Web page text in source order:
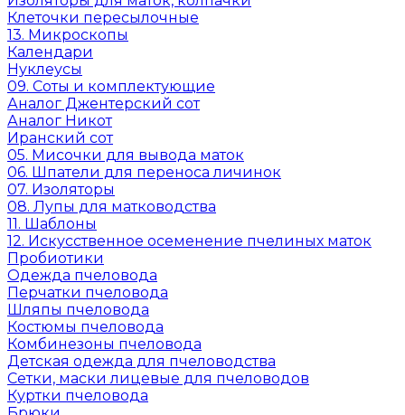
Клеточки пересылочные
13. Микроскопы
Календари
Нуклеусы
09. Соты и комплектующие
Аналог Джентерский сот
Аналог Никот
Иранский сот
05. Мисочки для вывода маток
06. Шпатели для переноса личинок
07. Изоляторы
08. Лупы для матководства
11. Шаблоны
12. Искусственное осеменение пчелиных маток
Пробиотики
Одежда пчеловода
Перчатки пчеловода
Шляпы пчеловода
Костюмы пчеловода
Комбинезоны пчеловода
Детская одежда для пчеловодства
Сетки, маски лицевые для пчеловодов
Куртки пчеловода